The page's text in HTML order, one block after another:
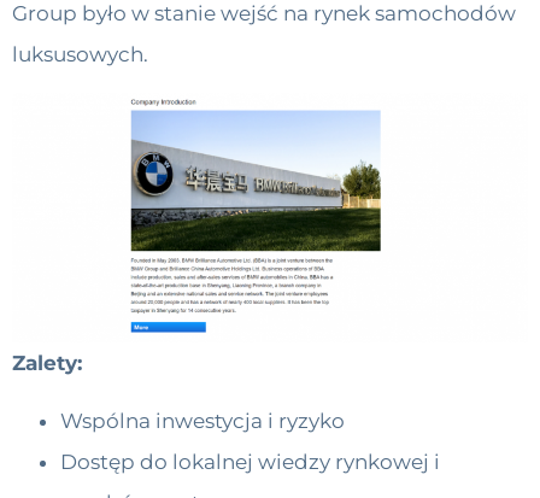
Group było w stanie wejść na rynek samochodów
luksusowych.
Zalety:
Wspólna inwestycja i ryzyko
Dostęp do lokalnej wiedzy rynkowej i